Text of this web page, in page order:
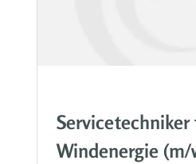
Servicetechniker
Windenergie